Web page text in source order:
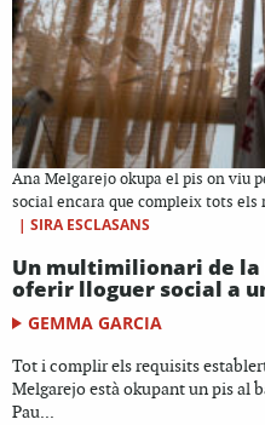
Ana Melgarejo okupa el pis on viu
social encara que compleix tots
| SIRA ESCLASANS
Un multimilionari de la
oferir lloguer social a
GEMMA GARCIA
Tot i complir els requisits
Melgarejo està okupant un pis al
Pau...